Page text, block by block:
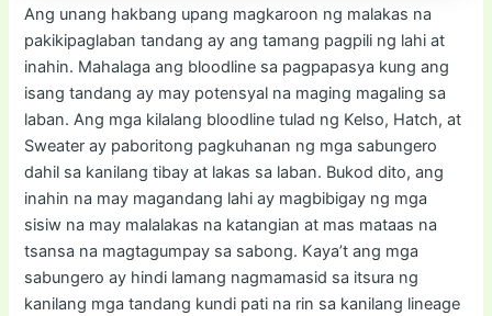
Ang unang hakbang upang magkaroon ng malakas na
pakikipaglaban tandang ay ang tamang pagpili ng lahi at
inahin. Mahalaga ang bloodline sa pagpapasya kung ang
isang tandang ay may potensyal na maging magaling sa
laban. Ang mga kilalang bloodline tulad ng Kelso, Hatch, at
Sweater ay paboritong pagkuhanan ng mga sabungero
dahil sa kanilang tibay at lakas sa laban. Bukod dito, ang
inahin na may magandang lahi ay magbibigay ng mga
sisiw na may malalakas na katangian at mas mataas na
tsansa na magtagumpay sa sabong. Kaya’t ang mga
sabungero ay hindi lamang nagmamasid sa itsura ng
kanilang mga tandang kundi pati na rin sa kanilang lineage